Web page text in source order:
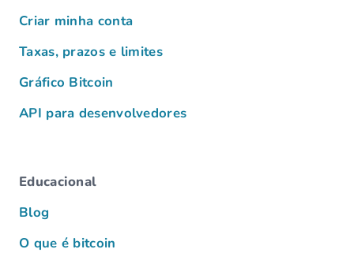
Criar minha conta
Taxas, prazos e limites
Gráfico Bitcoin
API para desenvolvedores
Educacional
Blog
O que é bitcoin